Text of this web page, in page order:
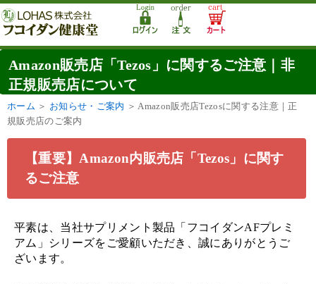
Amazon販売店「Tezos」に関するご注意｜非
正規販売店について
ホーム ＞ お知らせ・ご案内 ＞Amazon販売店Tezosに関する注意｜正
規販売店のご案内
【重要】Amazon内販売店「Tezos」に関す
るご注意
平素は、当社サプリメント製品「フコイダンAFプレミ
アム」シリーズをご愛顧いただき、誠にありがとうご
ざいます。